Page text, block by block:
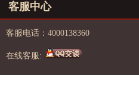
客服中心
客服电话：4000138360
在线客服: